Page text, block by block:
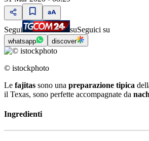
Segui suSeguici su
whatsapp discover
© istockphoto
Le fajitas sono una preparazione tipica
il Texas, sono perfette accompagnate da
Ingredienti